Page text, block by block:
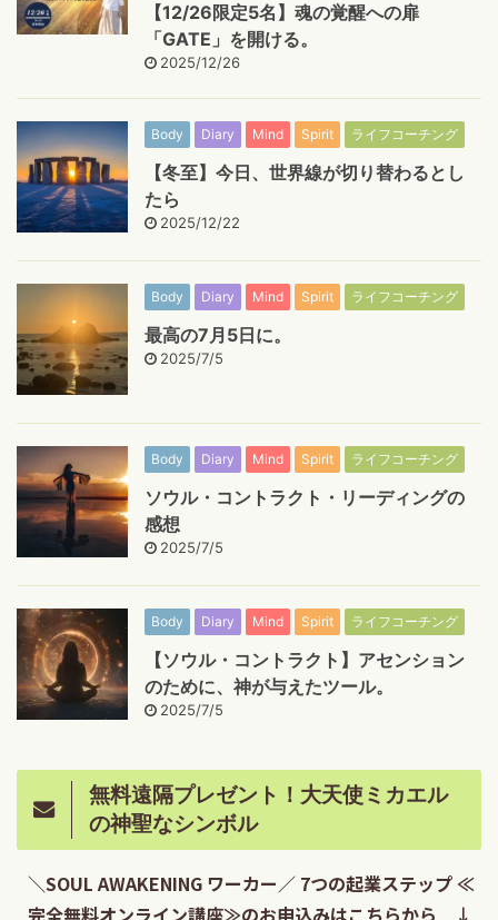
【12/26限定5名】魂の覚醒への扉
「GATE」を開ける。
2025/12/26
Body Diary Mind Spirit ライフコーチング
【冬至】今日、世界線が切り替わるとし
たら
2025/12/22
Body Diary Mind Spirit ライフコーチング
最高の7月5日に。
2025/7/5
Body Diary Mind Spirit ライフコーチング
ソウル・コントラクト・リーディングの
感想
2025/7/5
Body Diary Mind Spirit ライフコーチング
【ソウル・コントラクト】アセンション
のために、神が与えたツール。
2025/7/5
無料遠隔プレゼント！大天使ミカエル
の神聖なシンボル
＼SOUL AWAKENING ワーカー／ 7つの起業ステップ ≪
完全無料オンライン講座≫のお申込みはこちらから ↓